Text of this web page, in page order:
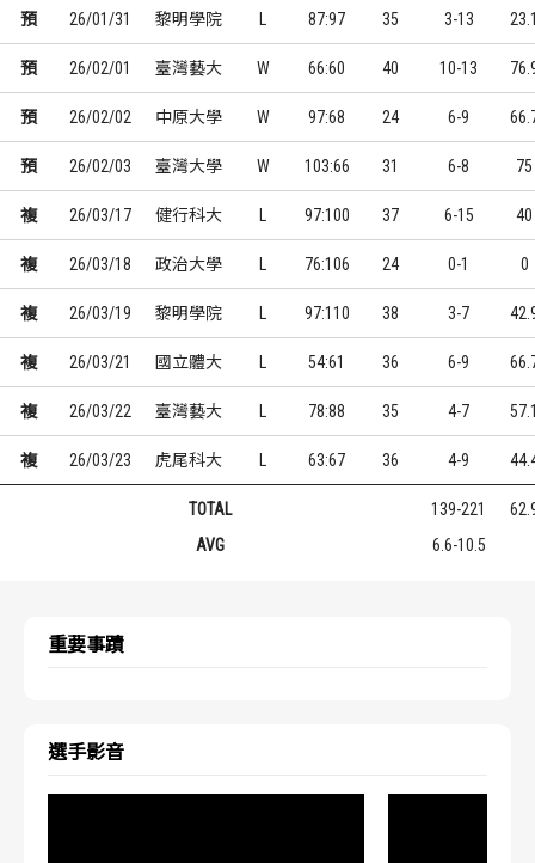
預 26/01/31 黎明學院 87:97 35 3-13
預 26/02/01 臺灣藝大 W 66:60 40 10-13
預 26/02/02 中原大學 W 97:68 24 6-9
預 26/02/03 臺灣大學 W 103:66 31 6-8 75
複 26/03/17 健行科大 97:100 37 6-15 40
複 26/03/18 政治大學 76:106 24 0-1 0
複 26/03/19 黎明學院 97:110 38 3-7
複 26/03/21 國立體大 54:61 36 6-9
複 26/03/22 臺灣藝大 78:88 35 4-7
複 26/03/23 虎尾科大 63:67 36 4-9
TOTAL 139-221
AVG
6.6-10.5
重要事蹟
選手影音